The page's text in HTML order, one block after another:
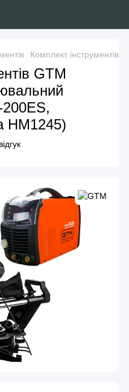
Комплект інструментів
GTM
200ES,
HM1245)